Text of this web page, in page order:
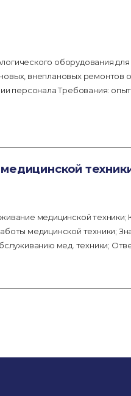
оборудования
внеплановых ремонтов
персонала Требования:
медицинской
медицинской техники;
мед. техники;